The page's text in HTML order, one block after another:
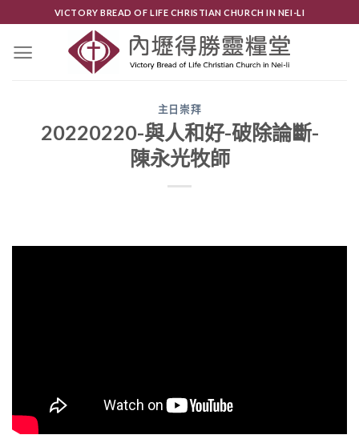
content
VICTORY BREAD OF LIFE CHRISTIAN CHURCH IN NEI-LI
主日崇拜
20220220-與人和好-破除論斷-
陳永光牧師